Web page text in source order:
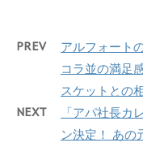
PREV
アルフォート
コラ並の満足
スケットとの
NEXT
「アパ社長カ
ン決定！ あの